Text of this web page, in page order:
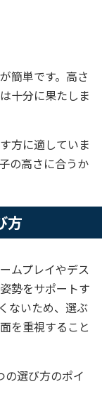
簡単です。高さ
十分に果たしま
方に適していま
の高さに合うか
方
ムプレイやデス
勢をサポートす
ないため、選ぶ
を重視すること
の選び方のポイ